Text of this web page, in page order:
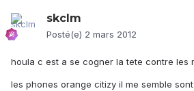
skclm
Posté(e) 2 mars 2012
houla c est a se cogner la tete contre les
les phones orange citizy il me semble